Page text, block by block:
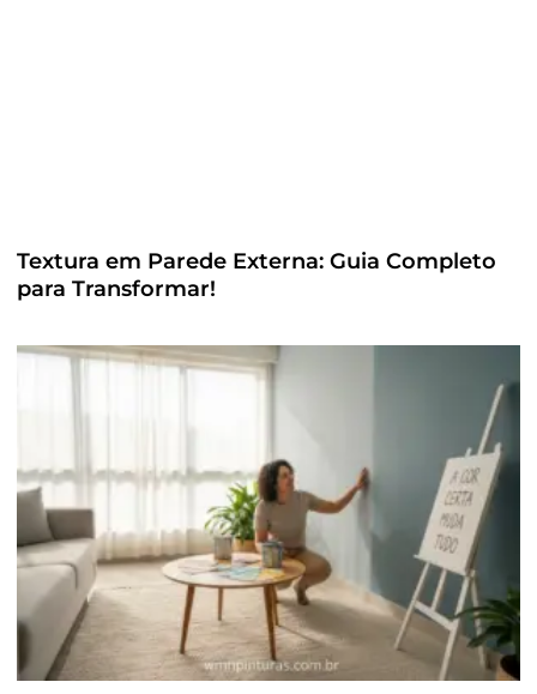
Textura em Parede Externa: Guia Completo
para Transformar!